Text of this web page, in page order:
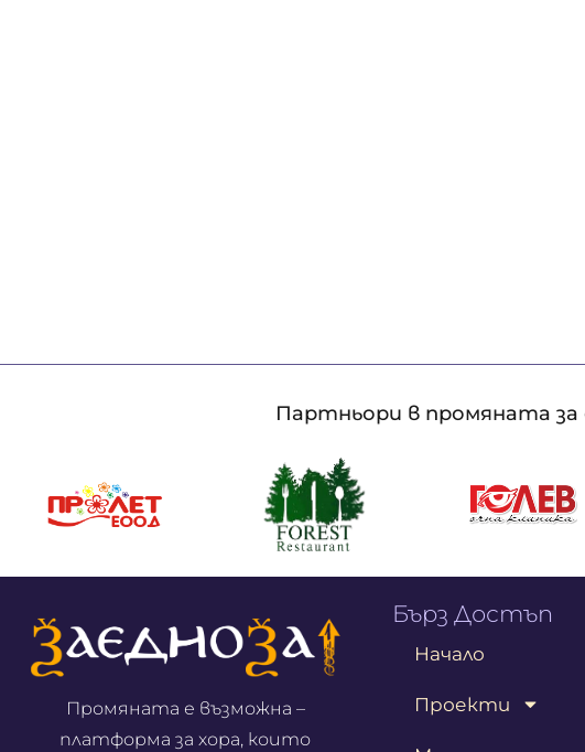
Партньори в промяната за
Промяната е възможна –
платформа за хора, които
Бърз Достъп
Начало
Проекти